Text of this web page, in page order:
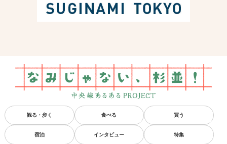
観る・歩く 食べる 買う
宿泊 インタビュー 特集